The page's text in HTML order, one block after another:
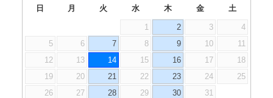
日 月 火 水 木 金 土
1 2 3
4
5
6 7 8 9 10
11
12
13 14 15 16 17
18
19
20 21 22 23 24
25
26
27 28 29 30 31